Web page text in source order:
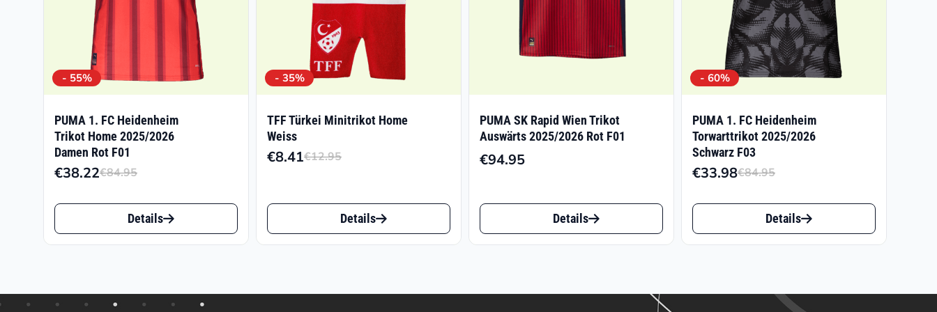
- 55%
PUMA 1. FC Heidenheim
Trikot Home 2025/2026
Damen Rot F01
€84.95
Preis
war:
€84.95
€38.22
Preis
ist:
€38.22.
Dieses
Produkt
Varianten
Details
- 35%
TFF Türkei Minitrikot Home
Weiss
€12.95
war:
€12.95
€8.41
ist:
€8.41.
Dieses
Produkt
Details
PUMA SK Rapid Wien Trikot
Auswärts 2025/2026 Rot F01
€94.95
Dieses
Produkt
Details
- 60%
PUMA 1. FC Heidenheim
Torwarttrikot 2025/2026
Schwarz F03
€84.95
Preis
war:
€84.95
€33.98
Preis
ist:
€33.98.
Dieses
Produkt
Details